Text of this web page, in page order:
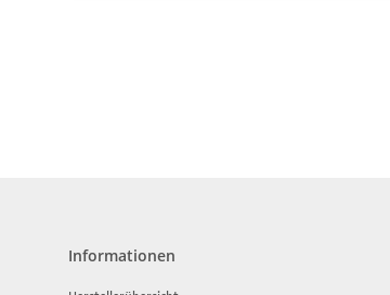
Informationen